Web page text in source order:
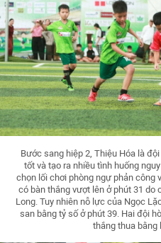
Bước sang hiệp 2, Thiệu Hóa là
tốt và tạo ra nhiều tình huống
chọn lối chơi phòng ngự phản công
có bàn thắng vượt lên ở phút 31 do
Long. Tuy nhiên nỗ lực của Ngọc
san bằng tỷ số ở phút 39. Hai đội
thắng thua bằng